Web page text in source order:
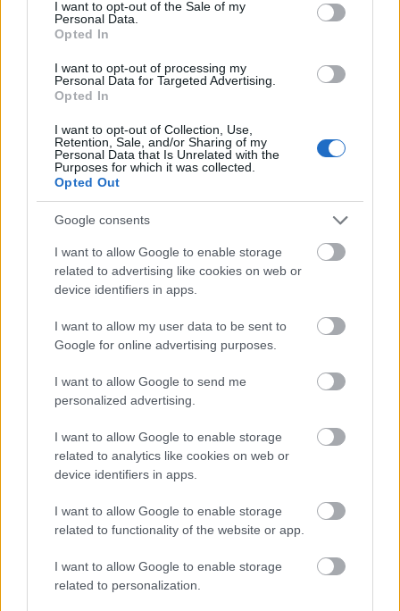
I want to opt-out of the Sale of my
Personal Data.
Opted In
I want to opt-out of processing my
Personal Data for Targeted Advertising.
Opted In
I want to opt-out of Collection, Use,
Retention, Sale, and/or Sharing of my
Personal Data that Is Unrelated with the
Purposes for which it was collected.
Opted Out
Google consents
I want to allow Google to enable storage
related to advertising like cookies on web or
device identifiers in apps.
I want to allow my user data to be sent to
Google for online advertising purposes.
I want to allow Google to send me
personalized advertising.
I want to allow Google to enable storage
related to analytics like cookies on web or
device identifiers in apps.
I want to allow Google to enable storage
related to functionality of the website or app.
I want to allow Google to enable storage
related to personalization.
pályafutását, első fellépése 1949-ben volt
Tokióban. Még hetvenes és nyolcvanas
éveiben sem hagyott fel a tánccal, fellépett az
Egyesült Államokban és Európában.
Kilencvenedik születésnapja után is folytatta
előadásait, mások segítségével vagy székben
ülve "táncolt".
Hosszú ruhákban és hóbortos kalapokban,
időnként cafatokban lógó kimonókban jelent
meg a színpadon, testét összehúzva, arcát
eltorzítva, karjait kitekerve, mégis kecses,
örökösen szép nővé és túlvilági jelenséggé
tudott átalakulni. "Előadásmódja egyszerre
adott a táncon keresztül. Egy óriási ékkövet
vesztettünk el" - emlékezett rá az Ono életét
fél évszázadon át dokumentáló fotográfus,
Hoszoe Eiko a The Nikkei című újság
hasábjain.
Ono Kazuó június elsején hunyt el
Jokohamában, halálát légzési elégtelenség
Japán Tánc Folk